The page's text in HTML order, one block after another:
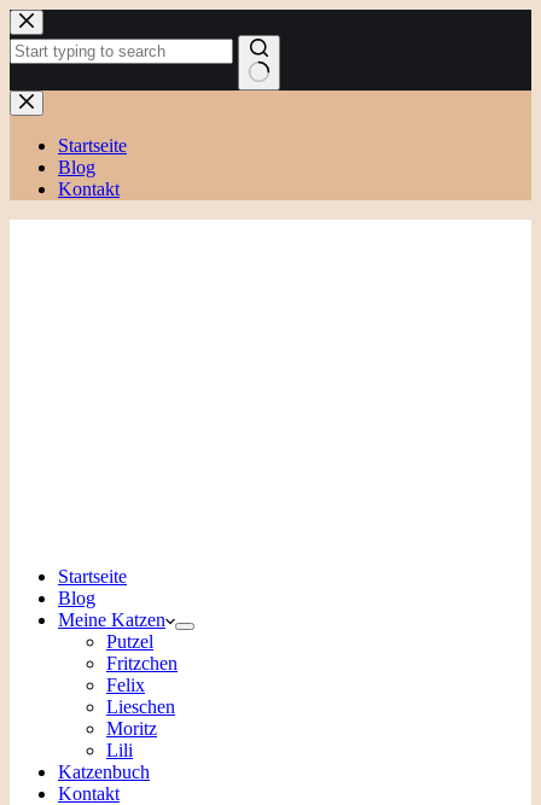
Zum
Inhalt
springen
Keine
Ergebnisse
Startseite
Blog
Kontakt
Startseite
Blog
Meine Katzen
Putzel
Fritzchen
Felix
Lieschen
Moritz
Lili
Katzenbuch
Kontakt